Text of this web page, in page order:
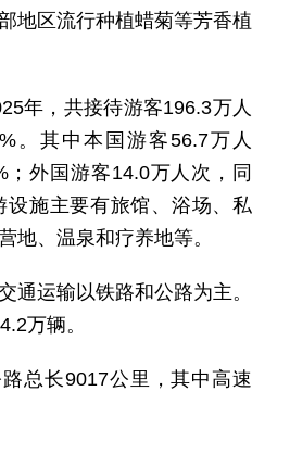
地区流行种植蜡菊等芳香植
年，共接待游客196.3万人
。其中本国游客56.7万人
；外国游客14.0万人次，同
设施主要有旅馆、浴场、私
地、温泉和疗养地等。
通运输以铁路和公路为主。
万辆。
总长9017公里，其中高速